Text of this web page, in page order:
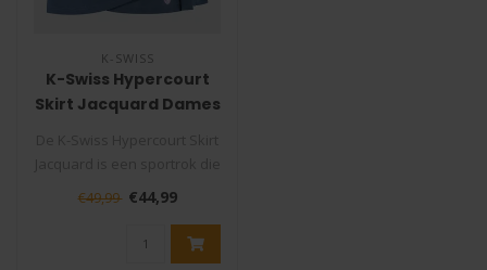
K-SWISS
K-Swiss Hypercourt
Skirt Jacquard Dames
gemaakt is om lekker in..
€49,99 €44,99